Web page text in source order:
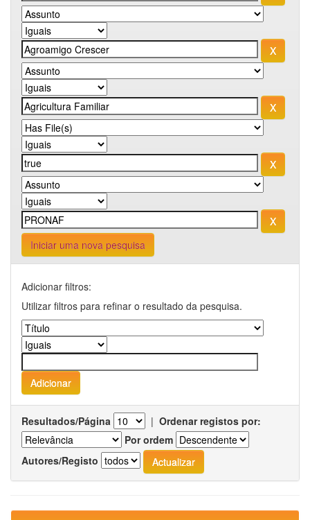
Iniciar uma nova pesquisa
Adicionar filtros:
Utilizar filtros para refinar o resultado da pesquisa.
Resultados/Página | Ordenar registos por:
Por ordem
Autores/Registo